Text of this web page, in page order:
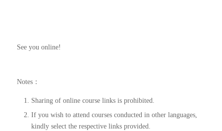
See you online!
Notes：
Sharing of online course links is prohibited.
If you wish to attend courses conducted in other languages,
kindly select the respective links provided.